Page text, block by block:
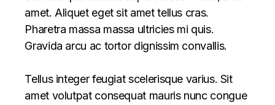
amet. Aliquet eget sit amet tellus cras.
Pharetra massa massa ultricies mi quis.
Gravida arcu ac tortor dignissim convallis.
Tellus integer feugiat scelerisque varius. Sit
amet volutpat consequat mauris nunc congue